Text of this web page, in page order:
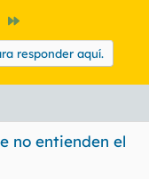
responder aquí.
no entienden el